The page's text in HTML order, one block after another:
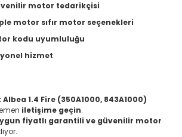
motor tedarikçisi
motor sıfır motor seçenekleri
kodu uyumluluğu
hizmet
Albea 1.4 Fire (350A1000, 843A1000)
iletişime geçin.
fiyatlı garantili ve güvenilir motor